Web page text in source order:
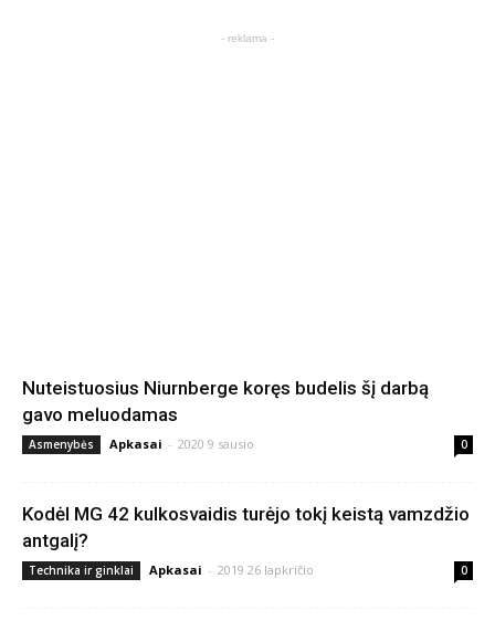
- reklama -
Nuteistuosius Niurnberge koręs budelis šį darbą
gavo meluodamas
Asmenybės Apkasai - 2020 9 sausio 0
Kodėl MG 42 kulkosvaidis turėjo tokį keistą vamzdžio
antgalį?
Technika ir ginklai Apkasai - 2019 26 lapkričio 0